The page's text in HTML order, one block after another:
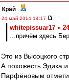
Край -
24 май 2014 14:17
whitepissuar17 »
...причём здесь
Это из Высоцкого
А похожесть Эдика
Парфёновым